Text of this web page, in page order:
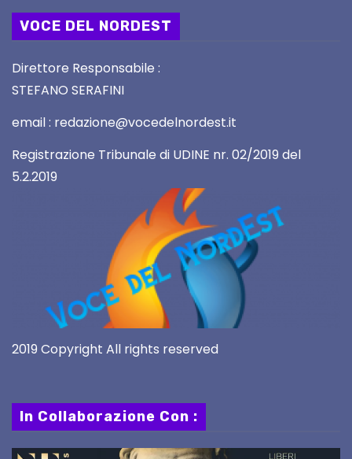
VOCE DEL NORDEST
Direttore Responsabile :
STEFANO SERAFINI
email : redazione@vocedelnordest.it
Registrazione Tribunale di UDINE nr. 02/2019 del
5.2.2019
2019 Copyright All rights reserved
In Collaborazione Con :